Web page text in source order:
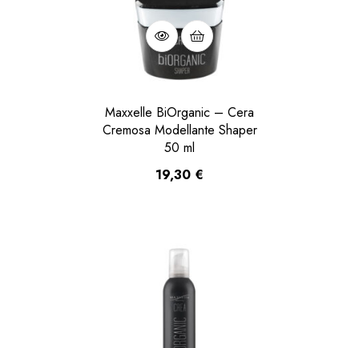
Maxxelle BiOrganic – Cera
Cremosa Modellante Shaper
50 ml
19,30 €